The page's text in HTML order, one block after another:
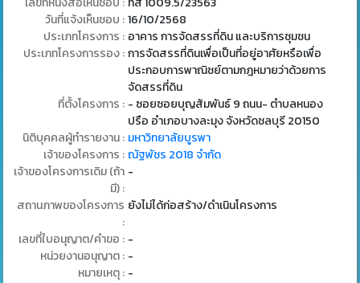
วันที่แจ้งเห็นชอบ : 16/10/2568
ประเภทโครงการ : อาคาร การจัดสรรที่ดิน และบริการชุมชน
ประเภทโครงการรอง : การจัดสรรที่ดินเพื่อเป็นที่อยู่อาศัยหรือเพื่อ
ประกอบการพาณิชย์ตามกฎหมายว่าด้วยการ
จัดสรรที่ดิน
ที่ตั้งโครงการ : - ซอยซอยบุญสัมพันธ์ 9 ถนน- ตำบลหนอง
ปรือ อำเภอบางละมุง จังหวัดชลบุรี 20150
นิติบุคคลผู้ทำรายงาน : มหาวิทยาลัยบูรพา
เจ้าของโครงการ : ณัฐพัชร 2018 จำกัด
เจ้าของโครงการเดิม (ถ้า
มี) :
-
สถานภาพของโครงการ
:
ยังไม่ได้ก่อสร้าง/ดำเนินโครงการ
เลขที่ใบอนุญาต/คำขอ : -
หน่วยงานอนุญาต : -
หมายเหตุ : -